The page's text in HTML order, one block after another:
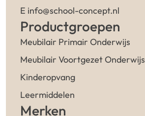
E info@school-concept.nl
Productgroepen
Meubilair Primair Onderwijs
Meubilair Voortgezet Onderwijs
Kinderopvang
Leermiddelen
Merken